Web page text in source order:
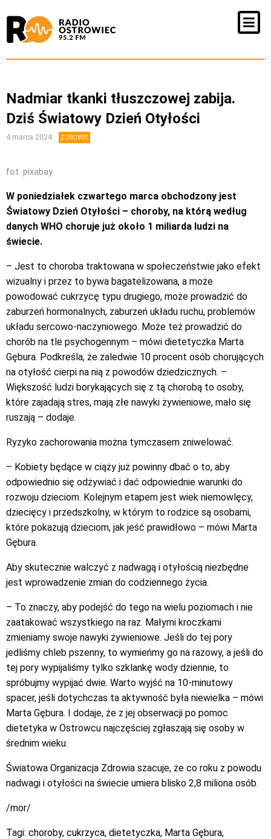
Nadmiar tkanki tłuszczowej zabija.
Dziś Światowy Dzień Otyłości
4 marca 2024 ZDROWIE
fot. pixabay
W poniedziałek czwartego marca obchodzony jest
Światowy Dzień Otyłości – choroby, na którą według
danych WHO choruje już około 1 miliarda ludzi na
świecie.
– Jest to choroba traktowana w społeczeństwie jako efekt
wizualny i przez to bywa bagatelizowana, a może
powodować cukrzycę typu drugiego, może prowadzić do
zaburzeń hormonalnych, zaburzeń układu ruchu, problemów
układu sercowo-naczyniowego. Może też prowadzić do
chorób na tle psychogennym – mówi dietetyczka Marta
Gębura. Podkreśla, że zaledwie 10 procent osób chorujących
na otyłość cierpi na nią z powodów dziedzicznych. –
Większość ludzi borykających się z tą chorobą to osoby,
które zajadają stres, mają złe nawyki żywieniowe, mało się
ruszają – dodaje.
Ryzyko zachorowania można tymczasem zniwelować.
– Kobiety będące w ciąży już powinny dbać o to, aby
odpowiednio się odżywiać i dać odpowiednie warunki do
rozwoju dzieciom. Kolejnym etapem jest wiek niemowlęcy,
dziecięcy i przedszkolny, w którym to rodzice są osobami,
które pokazują dzieciom, jak jeść prawidłowo – mówi Marta
Gębura.
Aby skutecznie walczyć z nadwagą i otyłością niezbędne
jest wprowadzenie zmian do codziennego życia.
– To znaczy, aby podejść do tego na wielu poziomach i nie
zaatakować wszystkiego na raz. Małymi kroczkami
zmieniamy swoje nawyki żywieniowe. Jeśli do tej pory
jedliśmy chleb pszenny, to wymieńmy go na razowy, a jeśli do
tej pory wypijaliśmy tylko szklankę wody dziennie, to
spróbujmy wypijać dwie. Warto wyjść na 10-minutowy
spacer, jeśli dotychczas ta aktywność była niewielka – mówi
Marta Gębura. I dodaje, że z jej obserwacji po pomoc
dietetyka w Ostrowcu najczęściej zgłaszają się osoby w
średnim wieku.
Światowa Organizacja Zdrowia szacuje, że co roku z powodu
nadwagi i otyłości na świecie umiera blisko 2,8 miliona osób.
/mor/
Tagi: choroby, cukrzyca, dietetyczka, Marta Gębura,